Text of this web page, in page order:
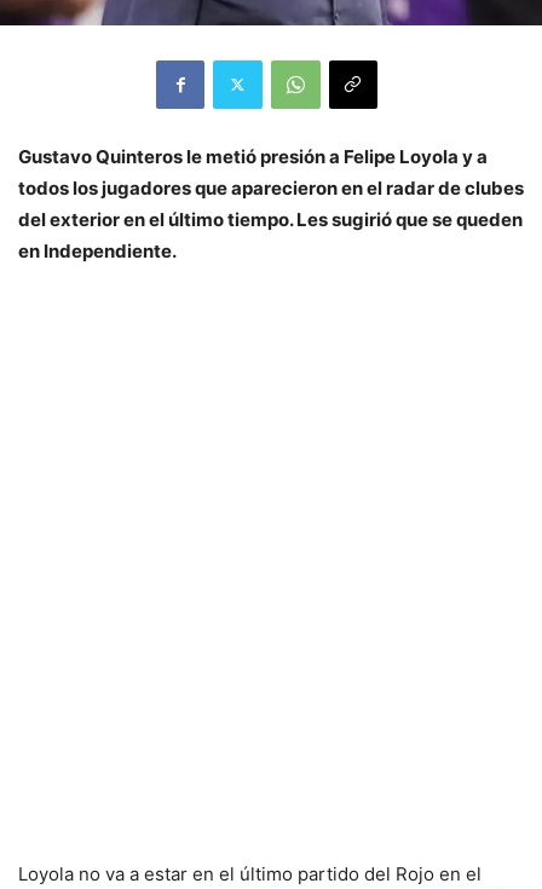
Gustavo Quinteros le metió presión a Felipe Loyola y a
todos los jugadores que aparecieron en el radar de clubes
del exterior en el último tiempo. Les sugirió que se queden
en Independiente.
Loyola no va a estar en el último partido del Rojo en el